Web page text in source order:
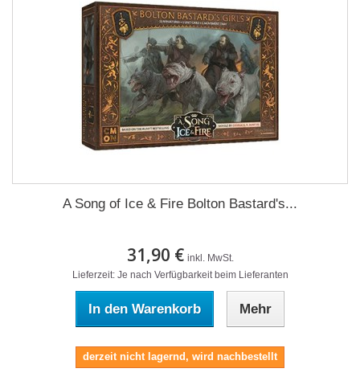
A Song of Ice & Fire Bolton Bastard's...
31,90 € inkl. MwSt.
Lieferzeit: Je nach Verfügbarkeit beim Lieferanten
In den Warenkorb Mehr
derzeit nicht lagernd, wird nachbestellt